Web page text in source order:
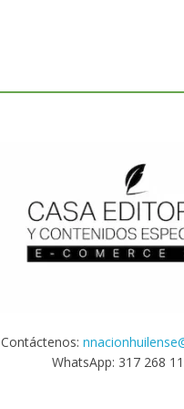
Contáctenos:
WhatsApp: 317 268